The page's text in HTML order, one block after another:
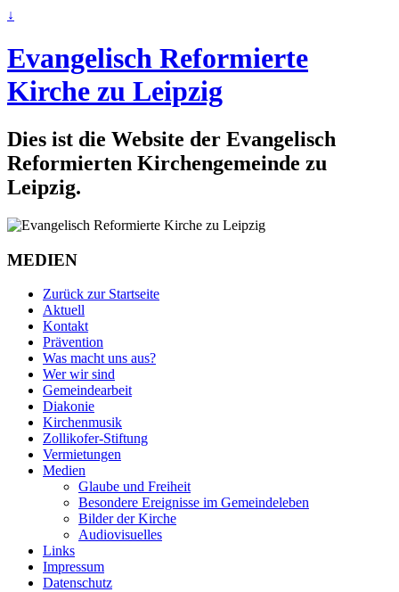
↓
Evangelisch Reformierte
Kirche zu Leipzig
Dies ist die Website der Evangelisch
Reformierten Kirchengemeinde zu
Leipzig.
MEDIEN
Zurück zur Startseite
Aktuell
Kontakt
Prävention
Was macht uns aus?
Wer wir sind
Gemeindearbeit
Diakonie
Kirchenmusik
Zollikofer-Stiftung
Vermietungen
Medien
Glaube und Freiheit
Besondere Ereignisse im Gemeindeleben
Bilder der Kirche
Audiovisuelles
Links
Impressum
Datenschutz